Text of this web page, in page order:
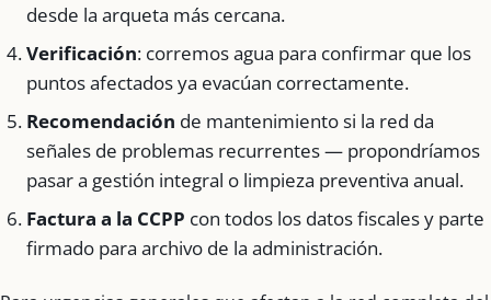
desde la arqueta más cercana.
Verificación: corremos agua para confirmar que los
puntos afectados ya evacúan correctamente.
Recomendación de mantenimiento si la red da
señales de problemas recurrentes — propondríamos
pasar a gestión integral o limpieza preventiva anual.
Factura a la CCPP con todos los datos fiscales y parte
firmado para archivo de la administración.